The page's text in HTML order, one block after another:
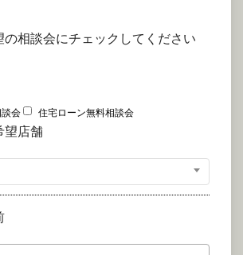
の相談会にチェックしてください
会
住宅ローン無料相談会
望店舗